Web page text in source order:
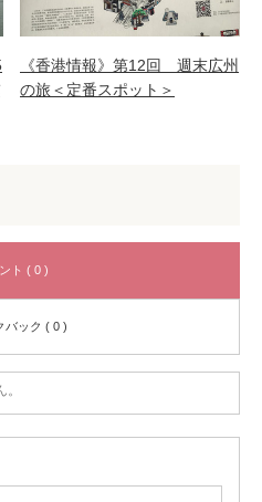
《香港情報》第12回 週末広州
の旅＜定番スポット＞
ト ( 0 )
バック ( 0 )